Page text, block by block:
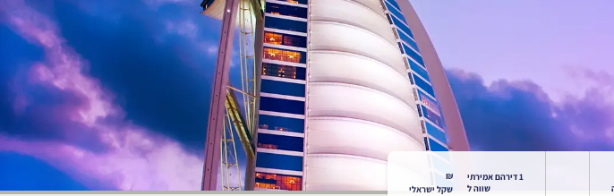
1 דירהם אמירתי
שווה ל
₪
שקל ישראלי